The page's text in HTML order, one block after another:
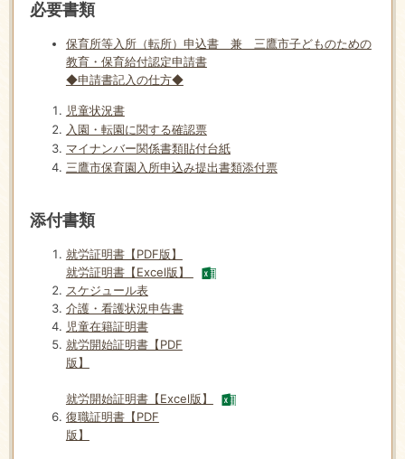
必要書類
保育所等入所（転所）申込書 兼 三鷹市子どものための
教育・保育給付認定申請書
◆申請書記入の仕方◆
児童状況書
入園・転園に関する確認票
マイナ ンバー関係書類貼付台紙
三鷹市保育園入所申込み提出書類添付票
添付書類
就労証明書【PDF版】
就労証明書【Excel版】
スケジュール表
介護・看護状況申告書
児童在籍証明書
就労開始証明書【PDF
版】
就労開始証明書【Excel版】
復職証明書【PDF
版】